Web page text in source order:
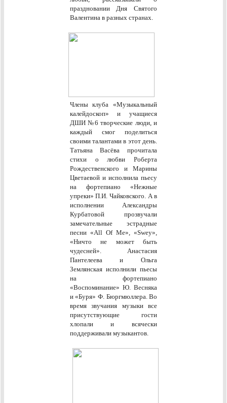
праздновании Дня Святого
Валентина в разных странах.
Члены клуба «Музыкальный
калейдоскоп» и учащиеся
ДШИ №6 творческие люди, и
каждый смог поделиться
своими талантами в этот день.
Татьяна Васёва прочитала
стихи о любви Роберта
Рождественского и Марины
Цветаевой и исполнила пьесу
на фортепиано «Нежные
упреки» П.И. Чайковского. А в
исполнении Александры
Курбатовой прозвучали
замечательные эстрадные
песни «All Of Me», «Swey»,
«Ничто не может быть
чудесней». Анастасия
Пантелеева и Ольга
Землянская исполнили пьесы
на фортепиано
«Воспоминание» Ю. Весняка
и «Буря» Ф. Бюргмюллера. Во
время звучания музыки все
присутствующие гости
хлопали и всячески
поддерживали музыкантов.